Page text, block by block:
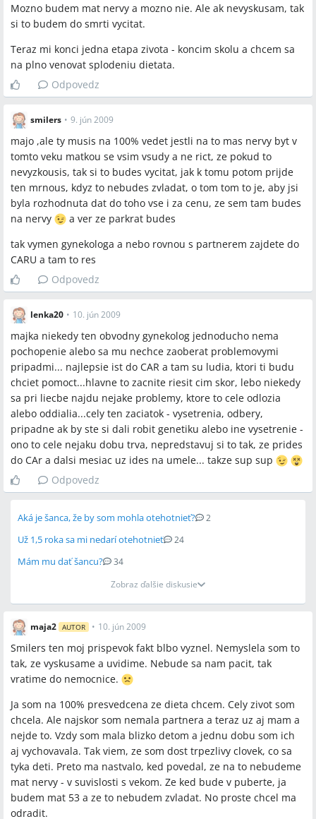
Mozno budem mat nervy a mozno nie. Ale ak nevyskusam, tak
si to budem do smrti vycitat.
Teraz mi konci jedna etapa zivota - koncim skolu a chcem sa
na plno venovat splodeniu dietata.
Odpovedz
smilers • 9. jún 2009
majo ,ale ty musis na 100% vedet jestli na to mas nervy byt v
tomto veku matkou se vsim vsudy a ne rict, ze pokud to
nevyzkousis, tak si to budes vycitat, jak k tomu potom prijde
ten mrnous, kdyz to nebudes zvladat, o tom tom to je, aby jsi
byla rozhodnuta dat do toho vse i za cenu, ze sem tam budes
na nervy
a ver ze parkrat budes
tak vymen gynekologa a nebo rovnou s partnerem zajdete do
CARU a tam to res
Odpovedz
lenka20 • 10. jún 2009
majka niekedy ten obvodny gynekolog jednoducho nema
pochopenie alebo sa mu nechce zaoberat problemovymi
pripadmi... najlepsie ist do CAR a tam su ludia, ktori ti budu
chciet pomoct...hlavne to zacnite riesit cim skor, lebo niekedy
sa pri liecbe najdu nejake problemy, ktore to cele odlozia
alebo oddialia...cely ten zaciatok - vysetrenia, odbery,
pripadne ak by ste si dali robit genetiku alebo ine vysetrenie -
ono to cele nejaku dobu trva, nepredstavuj si to tak, ze prides
do CAr a dalsi mesiac uz ides na umele... takze sup sup
Odpovedz
Aká je šanca, že by som mohla otehotnieť? 2
Už 1,5 roka sa mi nedarí otehotnieť 24
Mám mu dať šancu?
34
Zobraz ďalšie diskusie
maja2 AUTOR • 10. jún 2009
Smilers ten moj prispevok fakt blbo vyznel. Nemyslela som to
tak, ze vyskusame a uvidime. Nebude sa nam pacit, tak
vratime do nemocnice.
Ja som na 100% presvedcena ze dieta chcem. Cely zivot som
chcela. Ale najskor som nemala partnera a teraz uz aj mam a
nejde to. Vzdy som mala blizko detom a jednu dobu som ich
aj vychovavala. Tak viem, ze som dost trpezlivy clovek, co sa
tyka deti. Preto ma nastvalo, ked povedal, ze na to nebudeme
mat nervy - v suvislosti s vekom. Ze ked bude v puberte, ja
budem mat 53 a ze to nebudem zvladat. No proste chcel ma
odradit.